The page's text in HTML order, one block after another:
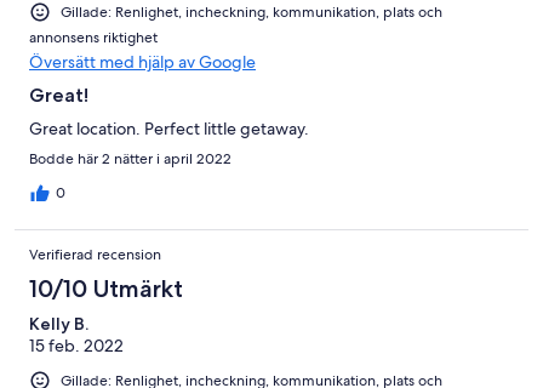
Gillade: Renlighet, incheckning, kommunikation, plats och
annonsens riktighet
Översätt med hjälp av Google
Great!
Great location. Perfect little getaway.
Bodde här 2 nätter i april 2022
0
Verifierad recension
10/10 Utmärkt
Kelly B.
15 feb. 2022
Gillade: Renlighet, incheckning, kommunikation, plats och